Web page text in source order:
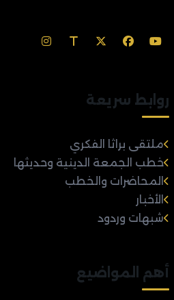
روابط سريعة
ملتقى براثا الفكري
خطب الجمعة الدينية وحديثها
المحاضرات والخطب
الأخبار
شبهات وردود
أهم المواضيع